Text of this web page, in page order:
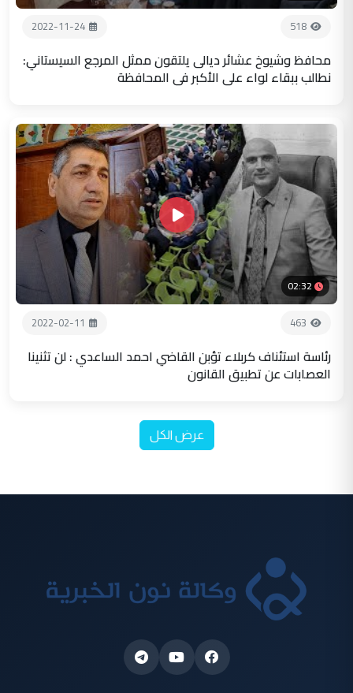
518
2022-11-24
محافظ وشيوخ عشائر ديالى يلتقون ممثل المرجع السيستاني:
نطالب ببقاء لواء علي الأكبر في المحافظة
02:32
463
2022-02-11
رئاسة استئناف كربلاء تؤبن القاضي احمد الساعدي : لن تثنينا
العصابات عن تطبيق القانون
عرض الكل